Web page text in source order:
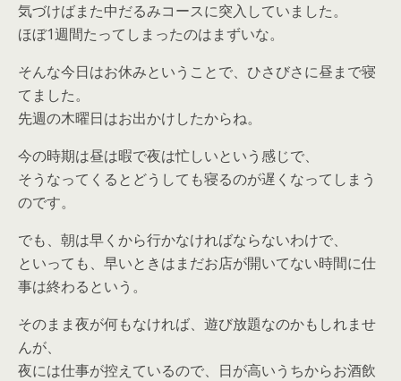
気づけばまた中だるみコースに突入していました。
ほぼ1週間たってしまったのはまずいな。
そんな今日はお休みということで、ひさびさに昼まで寝
てました。
先週の木曜日はお出かけしたからね。
今の時期は昼は暇で夜は忙しいという感じで、
そうなってくるとどうしても寝るのが遅くなってしまう
のです。
でも、朝は早くから行かなければならないわけで、
といっても、早いときはまだお店が開いてない時間に仕
事は終わるという。
そのまま夜が何もなければ、遊び放題なのかもしれませ
んが、
夜には仕事が控えているので、日が高いうちからお酒飲